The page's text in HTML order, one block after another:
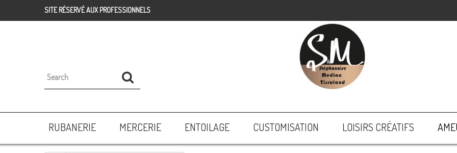
SITE RÉSERVÉ AUX PROFESSIONNELS
RUBANERIE MERCERIE ENTOILAGE CUSTOMISATION LOISIRS CRÉATIFS